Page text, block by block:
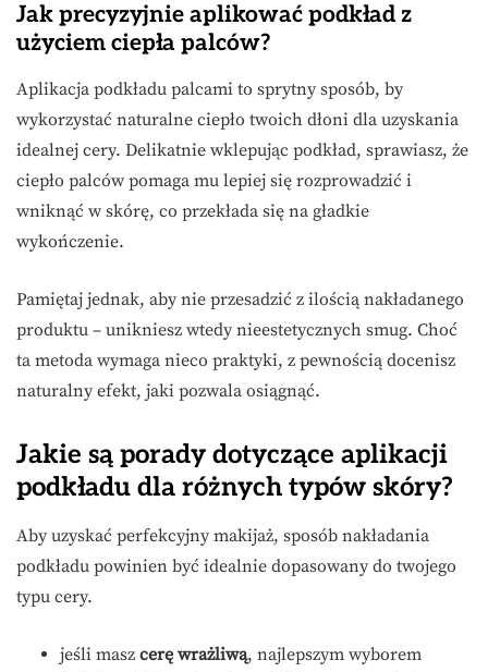
Jak precyzyjnie aplikować podkład z
użyciem ciepła palców?
Aplikacja podkładu palcami to sprytny sposób, by
wykorzystać naturalne ciepło twoich dłoni dla uzyskania
idealnej cery. Delikatnie wklepując podkład, sprawiasz, że
ciepło palców pomaga mu lepiej się rozprowadzić i
wniknąć w skórę, co przekłada się na gładkie
wykończenie.
Pamiętaj jednak, aby nie przesadzić z ilością nakładanego
produktu – unikniesz wtedy nieestetycznych smug. Choć
ta metoda wymaga nieco praktyki, z pewnością docenisz
naturalny efekt, jaki pozwala osiągnąć.
Jakie są porady dotyczące aplikacji
podkładu dla różnych typów skóry?
Aby uzyskać perfekcyjny makijaż, sposób nakładania
podkładu powinien być idealnie dopasowany do twojego
typu cery.
jeśli masz cerę wrażliwą, najlepszym wyborem